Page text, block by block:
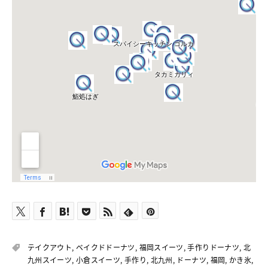
テイクアウト, ベイクドドーナツ, 福岡スイーツ,手作りドーナツ, 北
九州スイーツ, 小倉スイーツ, 手作り, 北九州, ドーナツ, 福岡, かき氷,